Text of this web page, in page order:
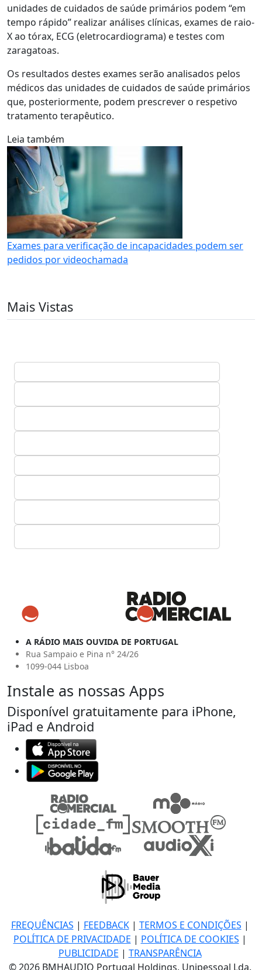
unidades de cuidados de saúde primários podem “em
tempo rápido” realizar análises clínicas, exames de raio-
X ao tórax, ECG (eletrocardiograma) e testes com
zaragatoas.
Os resultados destes exames serão analisados pelos
médicos das unidades de cuidados de saúde primários
que, posteriormente, podem prescrever o respetivo
tratamento terapêutico.
Leia também
Exames para verificação de incapacidades podem ser
pedidos por videochamada
Mais Vistas
A RÁDIO MAIS OUVIDA DE PORTUGAL
Rua Sampaio e Pina n° 24/26
1099-044 Lisboa
Instale as nossas Apps
Disponível gratuitamente para iPhone,
iPad e Android
FREQUÊNCIAS | FEEDBACK| TERMOS E CONDIÇÕES |
POLÍTICA DE PRIVACIDADE | POLÍTICA DE COOKIES |
PUBLICIDADE | TRANSPARÊNCIA
© 2026 BMHAUDIO Portugal Holdings, Unipessoal Lda.